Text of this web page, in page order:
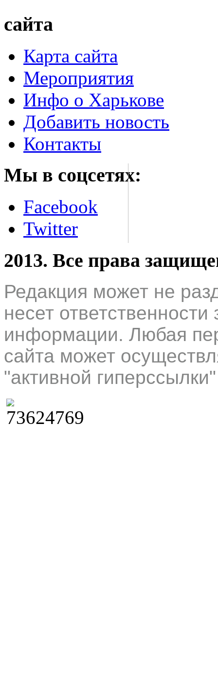
сайта
Карта сайта
Мероприятия
Инфо о Харькове
Добавить новость
Контакты
Мы в соцсетях:
Facebook
Twitter
2013. Все права
Редакция может не
несет
информации. Любая
сайта может
"активной